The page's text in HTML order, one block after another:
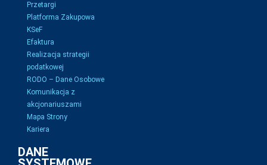
Przetargi
Platforma Zakupowa
KSeF
Efaktura
Realizacja strategii
podatkowej
RODO – Dane Osobowe
Komunikacja z
akcjonariuszami
Mapa Strony
Kariera
DANE